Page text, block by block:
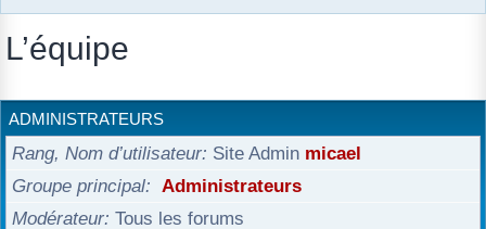
h
e
L’équipe
ADMINISTRATEURS
Rang, Nom d’utilisateur Site Admin micael
Groupe principal
Administrateurs
Modérateur Tous les forums